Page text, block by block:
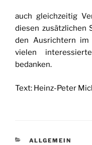
auch gleichzeitig
diesen zusätzlichen
den Ausrichtern
vielen
bedanken.
Text: Heinz-Peter
KATEGORIEN
ALLGEMEIN